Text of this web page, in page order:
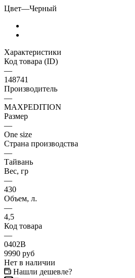
Цвет—Черный
Характеристики
Код товара (ID)
—
148741
Производитель
—
MAXPEDITION
Размер
—
One size
Страна производства
—
Тайвань
Вес, гр
—
430
Объем, л.
—
4,5
Код товара
—
0402B
9990 руб
Нет в наличии
Нашли дешевле?